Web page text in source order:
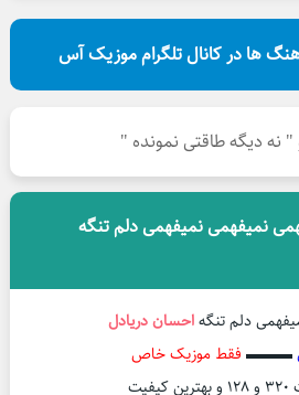
ها در کانال تلگرام موزیک آس
" نه دیگه طاقتی نمونده "
نمیفهمی نمیفهمی دلم تنگه
دلم تنگهاحسان دریادل
▬▬▬ فقط موزیک خاص